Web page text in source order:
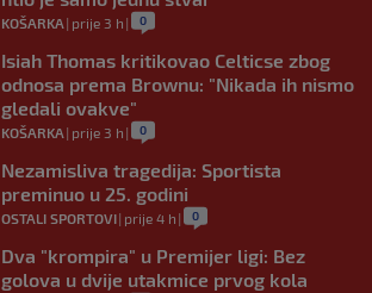
KOŠARKA | prije 3 h | 0
Isiah Thomas kritikovao Celticse zbog
odnosa prema Brownu: "Nikada ih nismo
gledali ovakve"
KOŠARKA | prije 3 h | 0
Nezamisliva tragedija: Sportista
preminuo u 25. godini
OSTALI SPORTOVI| prije 4 h | 0
Dva "krompira" u Premijer ligi: Bez
golova u dvije utakmice prvog kola